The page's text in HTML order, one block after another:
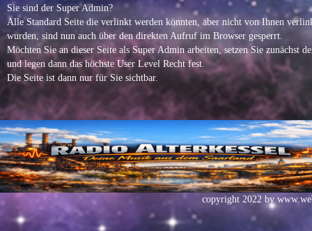
Sie sind der Super Admin?
Alle Standard Seite die verlinkt werden könnten, aber nicht von Ihnen
wurden, sind nun auch über den direkten Aufruf im Browser gesperrt.
Möchten Sie an dieser Seite als Super Admin arbeiten, setzen Sie zunächst
und legen dann das höchste User Level Recht fest.
Die Seite ist dann nur für Sie sichtbar.
copyright 2022 by